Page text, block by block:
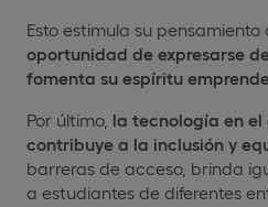
Esto estimula su
oportunidad de expresarse
fomenta su espíritu
Por último, la tecnología en
contribuye a la inclusión y
barreras de acceso, brinda
a estudiantes de diferentes